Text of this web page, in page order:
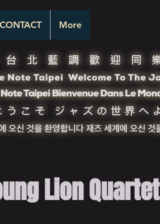
CONTACT More
Lion Quartet